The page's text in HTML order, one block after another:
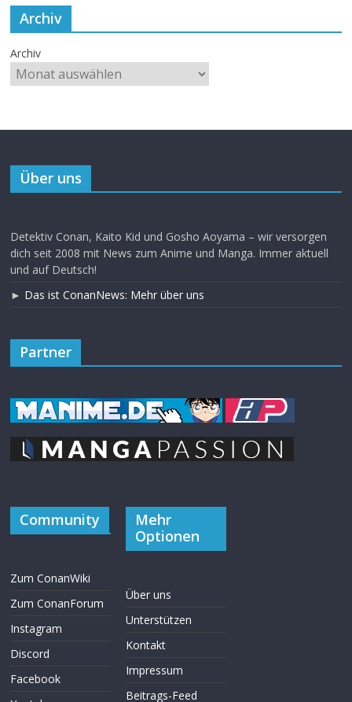
Archiv
Archiv
Über uns
Detektiv Conan, Kaito Kid und Gosho Aoyama – wir versorgen
dich seit 2008 mit News zum Anime und Manga. Immer aktuell
und auf Deutsch!
► Das ist ConanNews: Mehr über uns
Partner
Community
Zum ConanWiki
Zum ConanForum
Instagram
Discord
Facebook
Mehr
Optionen
Über uns
Unterstützen
Kontakt
Impressum
Beitrags-Feed